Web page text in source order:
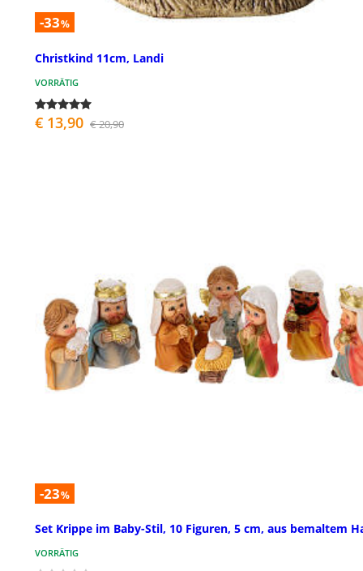
-33%
Christkind 11cm, Landi
VORRÄTIG
€ 13,90 € 20,90
-23%
Set Krippe im Baby-Stil, 10 Figuren, 5 cm, aus bemaltem
VORRÄTIG